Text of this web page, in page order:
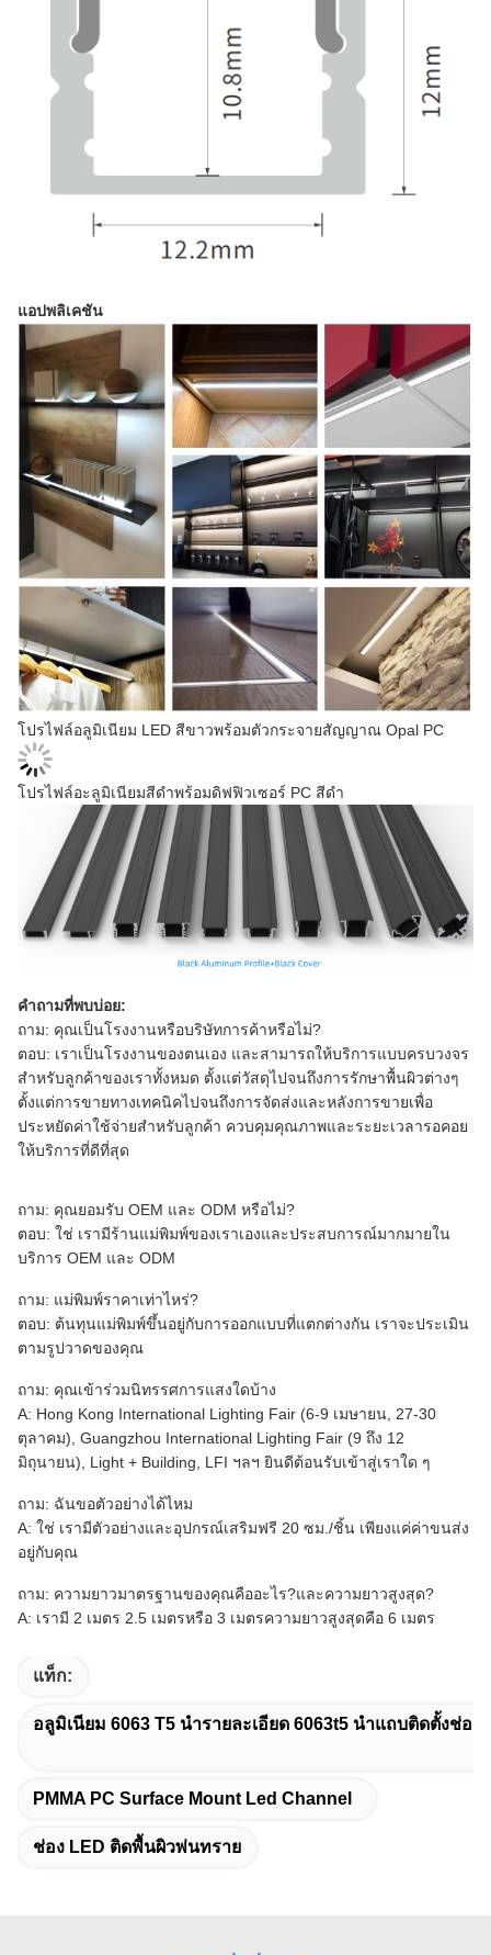
แอปพลิเคชัน
โปรไฟล์อลูมิเนียม LED สีขาวพร้อมตัวกระจายสัญญาณ Opal PC
โปรไฟล์อะลูมิเนียมสีดำพร้อมดิฟฟิวเซอร์ PC สีดำ
คำถามที่พบบ่อย:
ถาม: คุณเป็นโรงงานหรือบริษัทการค้าหรือไม่?
ตอบ: เราเป็นโรงงานของตนเอง และสามารถให้บริการแบบครบวงจร
สำหรับลูกค้าของเราทั้งหมด ตั้งแต่วัสดุไปจนถึงการรักษาพื้นผิวต่างๆ
ตั้งแต่การขายทางเทคนิคไปจนถึงการจัดส่งและหลังการขายเพื่อ
ประหยัดค่าใช้จ่ายสำหรับลูกค้า ควบคุมคุณภาพและระยะเวลารอคอย
ให้บริการที่ดีที่สุด
ถาม: คุณยอมรับ OEM และ ODM หรือไม่?
ตอบ: ใช่ เรามีร้านแม่พิมพ์ของเราเองและประสบการณ์มากมายใน
บริการ OEM และ ODM
ถาม: แม่พิมพ์ราคาเท่าไหร่?
ตอบ: ต้นทุนแม่พิมพ์ขึ้นอยู่กับการออกแบบที่แตกต่างกัน เราจะประเมิน
ตามรูปวาดของคุณ
ถาม: คุณเข้าร่วมนิทรรศการแสงใดบ้าง
A: Hong Kong International Lighting Fair (6-9 เมษายน, 27-30
ตุลาคม), Guangzhou International Lighting Fair (9 ถึง 12
มิถุนายน), Light + Building, LFI ฯลฯ ยินดีต้อนรับเข้าสู่เราใด ๆ
ถาม: ฉันขอตัวอย่างได้ไหม
A: ใช่ เรามีตัวอย่างและอุปกรณ์เสริมฟรี 20 ซม./ชิ้น เพียงแค่ค่าขนส่ง
อยู่กับคุณ
ถาม: ความยาวมาตรฐานของคุณคืออะไร?และความยาวสูงสุด?
A: เรามี 2 เมตร 2.5 เมตรหรือ 3 เมตรความยาวสูงสุดคือ 6 เมตร
แท็ก:
อลูมิเนียม 6063 T5 นำรายละเอียด 6063t5 นำแถบติดตั้งช่อง
PMMA PC Surface Mount Led Channel
ช่อง LED ติดพื้นผิวพ่นทราย